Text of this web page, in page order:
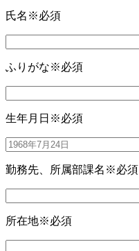
氏名 ※必須
ふりがな※必須
生年月日 ※必須
勤務先、所属部課名 ※必須
所在地※必須